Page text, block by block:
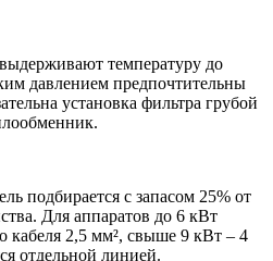
температуру до
давлением предпочтительны
установка фильтра грубой
подбирается с запасом 25% от
Для аппаратов до 6 кВт
кабеля 2,5 мм², свыше 9 кВт – 4
отдельной линией.